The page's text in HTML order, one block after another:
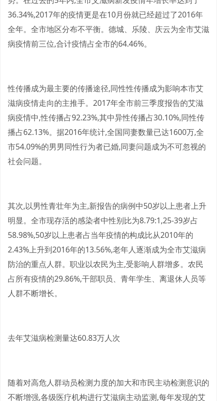
36.34%,2017年的疫情更是在10月份就已经超过了2016年
全年。全市地区分布不平衡。德城、乐陵、庆云为全市艾滋
病疫情前三位,合计疫情占全市的64.46%。
性传播成为最主要的传播途径,同性性传播成为影响本市艾
滋病疫情走向的主推手。2017年全市前三季度报告的艾滋
病疫情中,性传播占92.23%,其中异性传播占30.10%,同性传
播占62.13%。据2016年统计,全国同妻数量已达1600万,全
市54.09%的男男同性行为者已婚,同妻问题成为不可忽视的
社会问题。
其次,以男性青壮年为主,新报告的病例中50岁以上患者上升
明显。全市现存活的感染者中性别比为8.79:1,25-39岁占
58.98%,50岁以上患者占当年疫情的构成比从2010年的
2.43%上升到2016年的13.56%,老年人逐渐成为全市艾滋病
防治的重点人群。职业以农民为主,受影响人群增多。农民
占所有疫情的29.86%,干部职员、青年学生、离退休人员等
人群不断增长。
去年艾滋病检测量达60.83万人次
随着对高危人群动员检测力度的加大和市民主动检测意识的
不断增强,各级医疗机构进行艾滋病主动监测,每年发现的艾